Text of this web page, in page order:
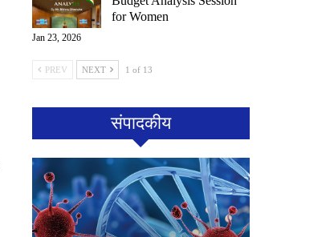
for Women
Jan 23, 2026
PREV NEXT 1 of 13
संपादकीय